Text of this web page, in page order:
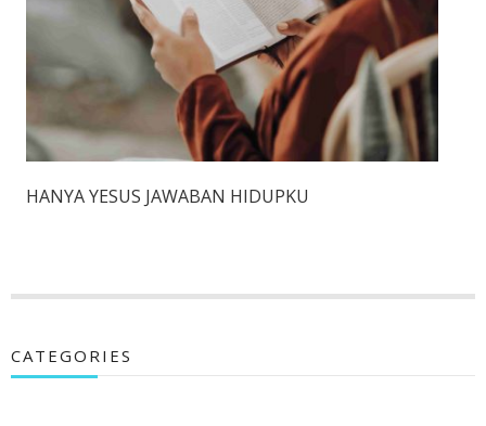
HANYA YESUS JAWABAN HIDUPKU
CATEGORIES